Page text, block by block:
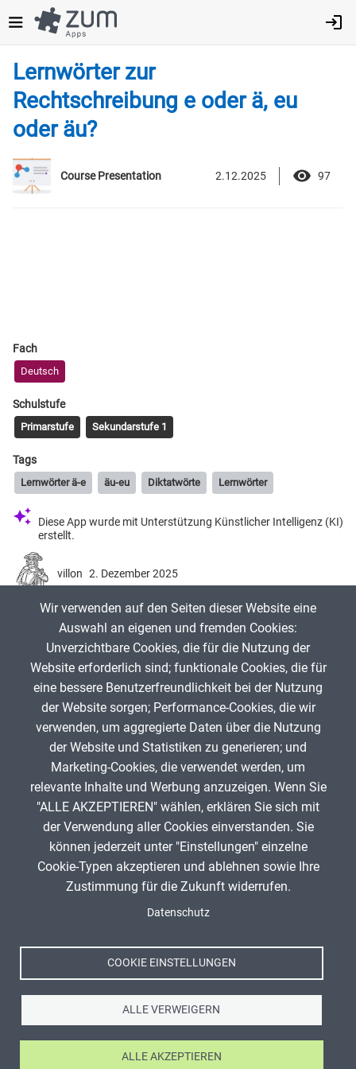
zum
Inhalt
Lernwörter zur
Rechtschreibung e oder ä, eu
oder äu?
Course Presentation 2.12.2025 97
Fach
Deutsch
Schulstufe
Primarstufe Sekundarstufe 1
Tags
Lernwörter ä-e äu-eu Diktatwörte Lernwörter
Diese App wurde mit Unterstützung Künstlicher Intelligenz (KI)
erstellt.
villon 2. Dezember 2025
Liste mit einigen Lernwörter zur e-ä-, äu-eu-Schreibung.
App melden
Infos zum Urheberrecht
Titel, Jahr:bläulich
Attribution-ShareAlike 4.0 International (CC
ANZEIGE
Spenden
Impressum
Wir verwenden auf den Seiten dieser Website eine
Auswahl an eigenen und fremden Cookies:
Unverzichtbare Cookies, die für die Nutzung der
Website erforderlich sind; funktionale Cookies, die für
eine bessere Benutzerfreundlichkeit bei der Nutzung
der Website sorgen; Performance-Cookies, die wir
verwenden, um aggregierte Daten über die Nutzung
der Website und Statistiken zu generieren; und
Marketing-Cookies, die verwendet werden, um
relevante Inhalte und Werbung anzuzeigen. Wenn Sie
"ALLE AKZEPTIEREN" wählen, erklären Sie sich mit
der Verwendung aller Cookies einverstanden. Sie
können jederzeit unter "Einstellungen" einzelne
Cookie-Typen akzeptieren und ablehnen sowie Ihre
Zustimmung für die Zukunft widerrufen.
Datenschutz
COOKIE EINSTELLUNGEN
ALLE VERWEIGERN
ALLE AKZEPTIEREN
Ⓒ Zentrale für Unterrichtsmedien im Internet e.V. 2026